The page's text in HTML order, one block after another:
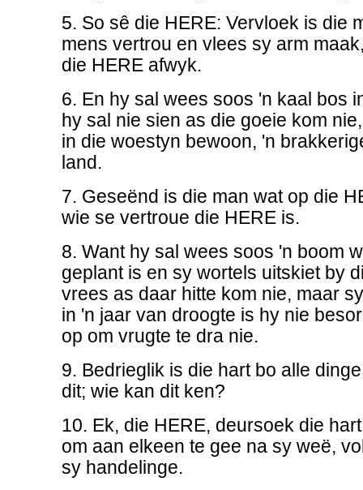
5. So sê die HERE: Vervloek is die
mens vertrou en vlees sy arm
die HERE afwyk.
6. En hy sal wees soos 'n kaal bos
hy sal nie sien as die goeie kom
in die woestyn bewoon, 'n
land.
7. Geseënd is die man wat op die
wie se vertroue die HERE is.
8. Want hy sal wees soos 'n boom
geplant is en sy wortels uitskiet by
vrees as daar hitte kom nie, maar
in 'n jaar van droogte is hy nie
op om vrugte te dra nie.
9. Bedrieglik is die hart bo alle
dit; wie kan dit ken?
10. Ek, die HERE, deursoek die
om aan elkeen te gee na sy weë,
sy handelinge.